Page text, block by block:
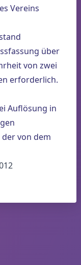
Vereins
über
von zwei
erforderlich.
Auflösung in
von dem